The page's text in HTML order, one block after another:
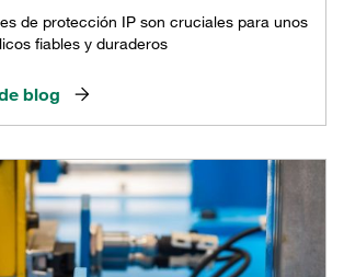
de protección IP son cruciales para unos
fiables y duraderos
blog